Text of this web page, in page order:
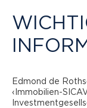
Der Kreis der
de Rothschild
(“der Teilfonds
Edmond de
‹Immobilien-